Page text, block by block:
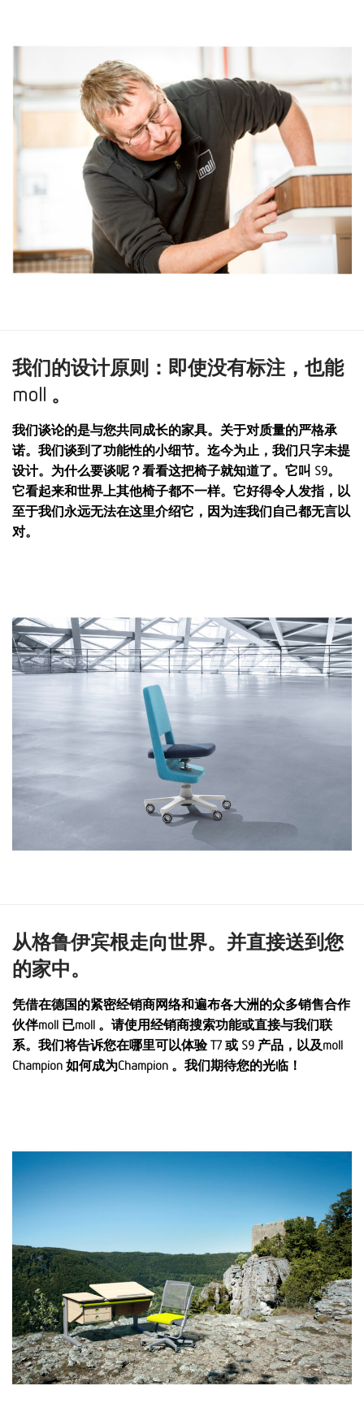
我们的设计原则：即使没有标注，也能
moll 。
我们谈论的是与您共同成长的家具。关于对质量的严格承
诺。我们谈到了功能性的小细节。迄今为止，我们只字未提
设计。为什么要谈呢？看看这把椅子就知道了。它叫 S9。
它看起来和世界上其他椅子都不一样。它好得令人发指，以
至于我们永远无法在这里介绍它，因为连我们自己都无言以
对。
从格鲁伊宾根走向世界。并直接送到您
的家中。
凭借在德国的紧密经销商网络和遍布各大洲的众多销售合作
伙伴moll 已moll 。请使用经销商搜索功能或直接与我们联
系。我们将告诉您在哪里可以体验 T7 或 S9 产品，以及moll
Champion 如何成为Champion 。我们期待您的光临！